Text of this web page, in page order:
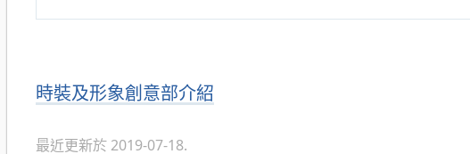
分
時裝及形象創意部介紹
最近更新於 2019-07-18.